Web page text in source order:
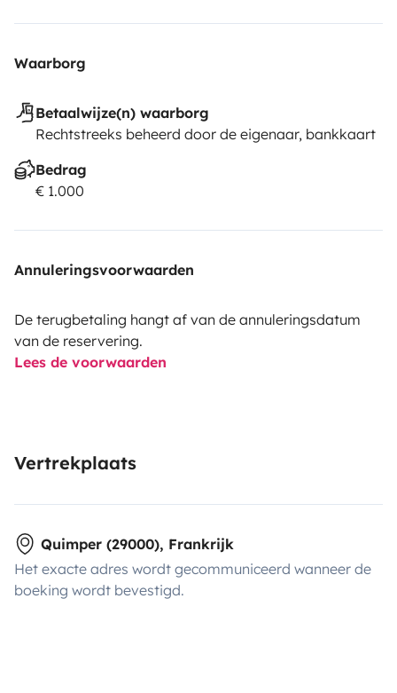
Waarborg
Betaalwijze(n) waarborg
Rechtstreeks beheerd door de eigenaar, bankkaart
Bedrag
€ 1.000
Annuleringsvoorwaarden
De terugbetaling hangt af van de annuleringsdatum
van de reservering.
Lees de voorwaarden
Vertrekplaats
Quimper (29000), Frankrijk
Het exacte adres wordt gecommuniceerd wanneer de
boeking wordt bevestigd.